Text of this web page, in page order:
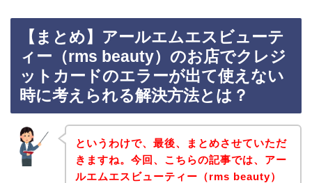
【まとめ】アールエムエスビューテ
ィー（rms beauty）のお店でクレジ
ットカードのエラーが出て使えない
時に考えられる解決方法とは？
というわけで、最後、まとめさせていただ
きますね。今回、こちらの記事では、アー
ルエムエスビューティー（rms beauty）